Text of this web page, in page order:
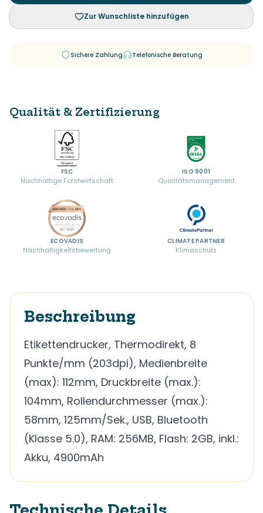
Zur Wunschliste hinzufügen
Sichere Zahlung Telefonische Beratung
Qualität & Zertifizierung
FSC
Nachhaltige Forstwirtschaft
ISO 9001
Qualitätsmanagement
ECOVADIS
Nachhaltigkeitsbewertung
CLIMATE PARTNER
Klimaschutz
Beschreibung
Etikettendrucker, Thermodirekt, 8
Punkte/mm (203dpi), Medienbreite
(max): 112mm, Druckbreite (max.):
104mm, Rollendurchmesser (max.):
58mm, 125mm/Sek., USB, Bluetooth
(Klasse 5.0), RAM: 256MB, Flash: 2GB, inkl.:
Akku, 4900mAh